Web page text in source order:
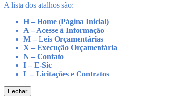
A lista dos atalhos são:
H – Home (Página Inicial)
A – Acesse à Informação
M – Leis Orçamentárias
X – Execução Orçamentária
N – Contato
I – E-Sic
L – Licitações e Contratos
Fechar